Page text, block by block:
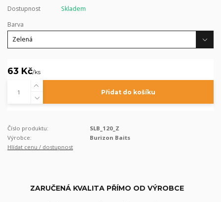
Dostupnost
Skladem
Barva
63 Kč/ks
Přidat do košíku
Číslo produktu:
SLB_120_Z
Výrobce:
Burizon Baits
Hlídat cenu / dostupnost
ZARUČENÁ KVALITA PŘÍMO OD VÝROBCE